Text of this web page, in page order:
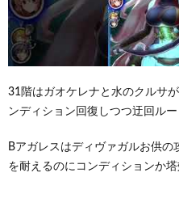
31階はガオケレナと水のクルサ
ンディション回復しつつ迂回ル
Bアガレスはディヴァガルお供
を耐えるのにコンディションか